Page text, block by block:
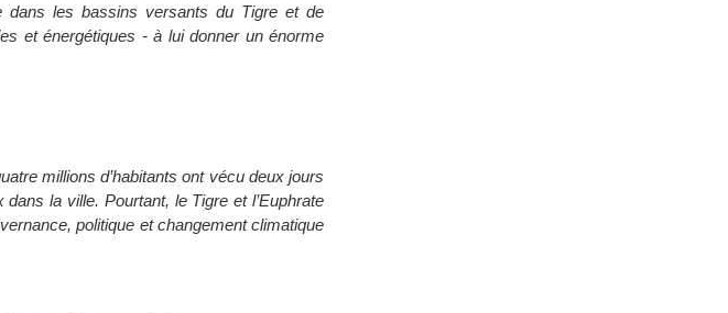
dans les bassins versants du Tigre et de
et énergétiques - à lui donner un énorme
millions d’habitants ont vécu deux jours
la ville. Pourtant, le Tigre et l’Euphrate
politique et changement climatique